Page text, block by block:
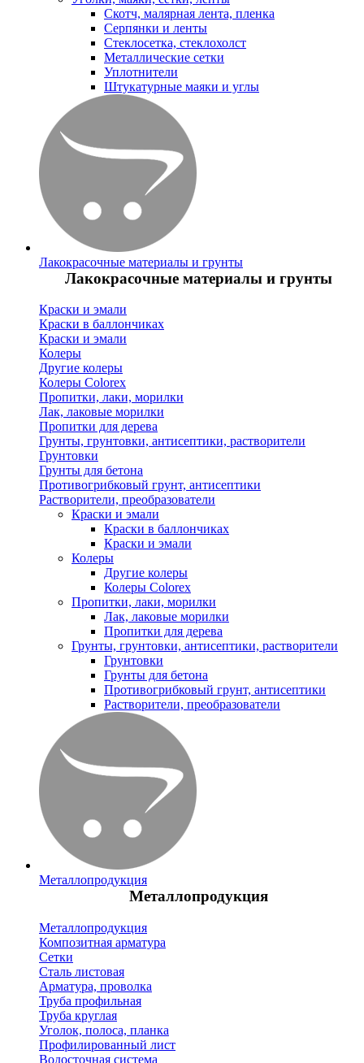
Скотч, малярная лента, пленка
Серпянки и ленты
Стеклосетка, стеклохолст
Металлические сетки
Уплотнители
Штукатурные маяки и углы
Лакокрасочные материалы и грунты
Лакокрасочные материалы и грунты
Краски и эмали
Краски в баллончиках
Краски и эмали
Колеры
Другие колеры
Колеры Colorex
Пропитки, лаки, морилки
Лак, лаковые морилки
Пропитки для дерева
Грунты, грунтовки, антисептики, растворители
Грунтовки
Грунты для бетона
Противогрибковый грунт, антисептики
Растворители, преобразователи
Краски и эмали
Краски в баллончиках
Краски и эмали
Колеры
Другие колеры
Колеры Colorex
Пропитки, лаки, морилки
Лак, лаковые морилки
Пропитки для дерева
Грунты, грунтовки, антисептики, растворители
Грунтовки
Грунты для бетона
Противогрибковый грунт, антисептики
Растворители, преобразователи
Металлопродукция
Металлопродукция
Металлопродукция
Композитная арматура
Сетки
Сталь листовая
Арматура, проволка
Труба профильная
Труба круглая
Уголок, полоса, планка
Профилированный лист
Водосточная система